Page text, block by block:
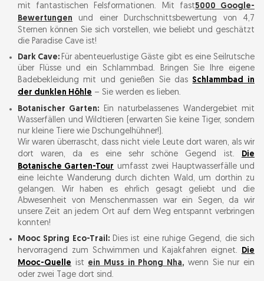
mit fantastischen Felsformationen. Mit fast5000 Google-
Bewertungen und einer Durchschnittsbewertung von 4,7
Sternen können Sie sich vorstellen, wie beliebt und geschätzt
die Paradise Cave ist!
Dark Cave: Für abenteuerlustige Gäste gibt es eine Seilrutsche
über Flüsse und ein Schlammbad. Bringen Sie Ihre eigene
Badebekleidung mit und genießen Sie das Schlammbad in
der dunklen Höhle – Sie werden es lieben.
Botanischer Garten: Ein naturbelassenes Wandergebiet mit
Wasserfällen und Wildtieren (erwarten Sie keine Tiger, sondern
nur kleine Tiere wie Dschungelhühner!).
Wir waren überrascht, dass nicht viele Leute dort waren, als wir
dort waren, da es eine sehr schöne Gegend ist. Die
Botanische Garten-Tour umfasst zwei Hauptwasserfälle und
eine leichte Wanderung durch dichten Wald, um dorthin zu
gelangen. Wir haben es ehrlich gesagt geliebt und die
Abwesenheit von Menschenmassen war ein Segen, da wir
unsere Zeit an jedem Ort auf dem Weg entspannt verbringen
konnten!
Mooc Spring Eco-Trail:Dies ist eine ruhige Gegend, die sich
hervorragend zum Schwimmen und Kajakfahren eignet. Die
Mooc-Quelle ist ein Muss in Phong Nha, wenn Sie nur ein
oder zwei Tage dort sind.